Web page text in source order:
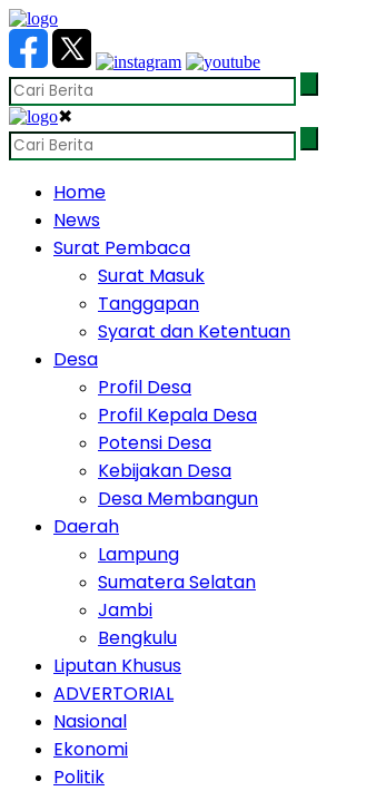
✖
Home
News
Surat Pembaca
Surat Masuk
Tanggapan
Syarat dan Ketentuan
Desa
Profil Desa
Profil Kepala Desa
Potensi Desa
Kebijakan Desa
Desa Membangun
Daerah
Lampung
Sumatera Selatan
Jambi
Bengkulu
Liputan Khusus
ADVERTORIAL
Nasional
Ekonomi
Politik